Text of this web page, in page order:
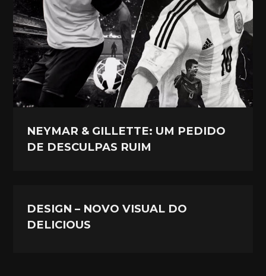
NEYMAR & GILLETTE: UM PEDIDO
DE DESCULPAS RUIM
DESIGN – NOVO VISUAL DO
DELICIOUS